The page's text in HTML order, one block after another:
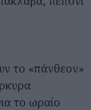
το «πάνθεον»
το ωραίο